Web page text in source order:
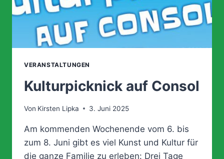
VERANSTALTUNGEN
Kulturpicknick auf Consol
Von Kirsten Lipka 3. Juni 2025
Am kommenden Wochenende vom 6. bis
zum 8. Juni gibt es viel Kunst und Kultur für
die ganze Familie zu erleben: Drei Tage